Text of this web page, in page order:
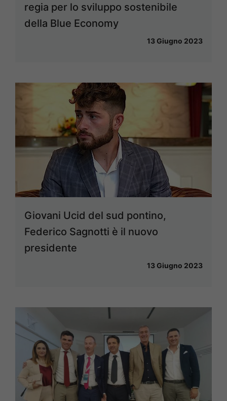
regia per lo sviluppo sostenibile
della Blue Economy
13 Giugno 2023
Giovani Ucid del sud pontino,
Federico Sagnotti è il nuovo
presidente
13 Giugno 2023